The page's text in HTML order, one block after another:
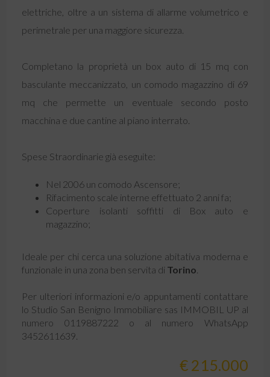
elettriche, oltre a un sistema di allarme volumetrico e
perimetrale per una maggiore sicurezza.
Completano la proprietà un box auto di 15 mq con
basculante meccanizzato, un comodo magazzino di 69
mq che permette un eventuale secondo posto
macchina e due cantine al piano interrato.
Spese Straordinarie già eseguite:
Nel 2006 un comodo Ascensore;
Rifacimento scale interne effettuato 2 anni fa;
Coperture isolanti soffitti di Box auto e
magazzino;
Ideale per chi cerca una soluzione abitativa moderna e
funzionale in una zona ben servita di Torino
Per ulteriori informazioni e/o appuntamenti contattare
lo Studio San Benigno Immobiliare sas IMMOBIL UP al
numero 0119887222 o al numero WhatsApp
3452611639.
€ 215.000